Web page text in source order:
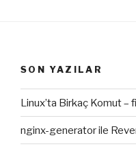
SON YAZILAR
Linux’ta Birkaç Komut –
nginx-generator ile